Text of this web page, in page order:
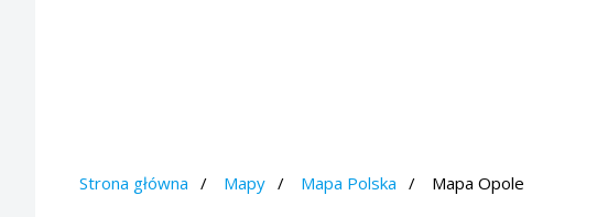
Strona główna Mapy Mapa Polska Mapa Opole